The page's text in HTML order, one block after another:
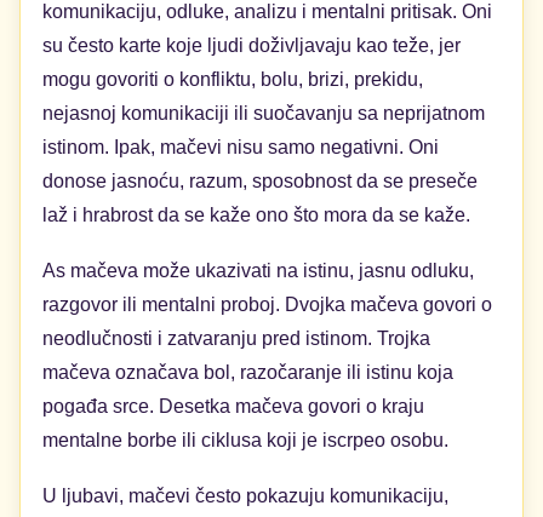
komunikaciju, odluke, analizu i mentalni pritisak. Oni
su često karte koje ljudi doživljavaju kao teže, jer
mogu govoriti o konfliktu, bolu, brizi, prekidu,
nejasnoj komunikaciji ili suočavanju sa neprijatnom
istinom. Ipak, mačevi nisu samo negativni. Oni
donose jasnoću, razum, sposobnost da se preseče
laž i hrabrost da se kaže ono što mora da se kaže.
As mačeva može ukazivati na istinu, jasnu odluku,
razgovor ili mentalni proboj. Dvojka mačeva govori o
neodlučnosti i zatvaranju pred istinom. Trojka
mačeva označava bol, razočaranje ili istinu koja
pogađa srce. Desetka mačeva govori o kraju
mentalne borbe ili ciklusa koji je iscrpeo osobu.
U ljubavi, mačevi često pokazuju komunikaciju,